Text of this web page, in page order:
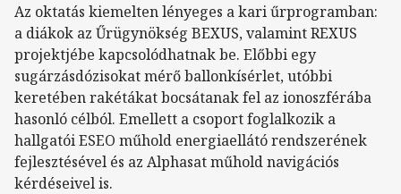
Az oktatás kiemelten lényeges a kari űrprogramban:
a diákok az Űrügynökség BEXUS, valamint REXUS
projektjébe kapcsolódhatnak be. Előbbi egy
sugárzásdózisokat mérő ballonkísérlet, utóbbi
keretében rakétákat bocsátanak fel az ionoszférába
hasonló célból. Emellett a csoport foglalkozik a
hallgatói ESEO műhold energiaellátó rendszerének
fejlesztésével és az Alphasat műhold navigációs
kérdéseivel is.